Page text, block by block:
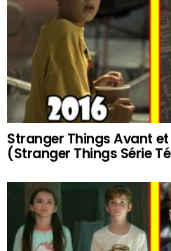
Stranger Things Avant
(Stranger Things Série